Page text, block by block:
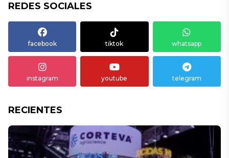
REDES SOCIALES
facebook tiktok whatsapp
instagram youtube telegram
RECIENTES